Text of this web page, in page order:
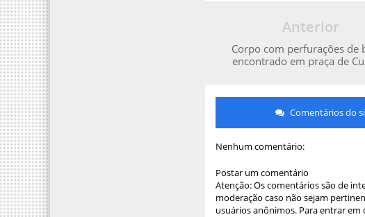
Anterior
Corpo com perfurações de
encontrado em praça de
Comentários do
Nenhum comentário:
Postar um comentário
Atenção: Os comentários são de
moderação caso não sejam
usuários anônimos. Para entrar